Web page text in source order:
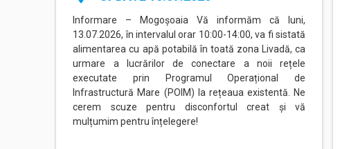
Informare – Mogoșoaia Vă informăm că luni,
13.07.2026, în intervalul orar 10:00-14:00, va fi sistată
alimentarea cu apă potabilă în toată zona Livadă, ca
urmare a lucrărilor de conectare a noii rețele
executate prin Programul Operațional de
Infrastructură Mare (POIM) la rețeaua existentă. Ne
cerem scuze pentru disconfortul creat și vă
mulțumim pentru înțelegere!